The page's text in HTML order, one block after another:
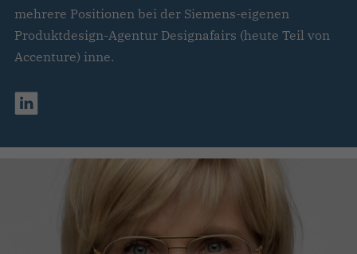
mehrere Positionen bei der Siemens-eigenen
Produktdesign-Agentur Designafairs (heute Teil von
Accenture) inne.